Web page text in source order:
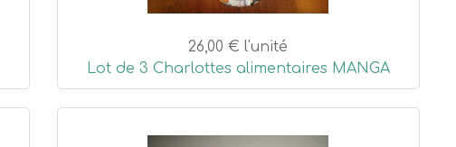
26,00 € l'unité
Lot de 3 Charlottes alimentaires MANGA